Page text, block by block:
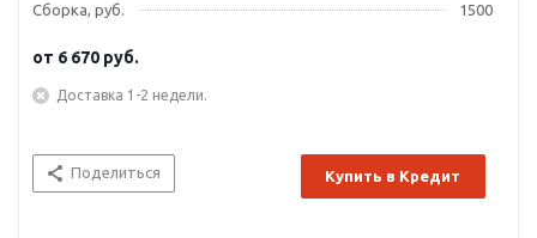
Сборка, руб.
1500
от 6 670 руб.
Доставка 1-2 недели.
Поделиться Купить в Кредит